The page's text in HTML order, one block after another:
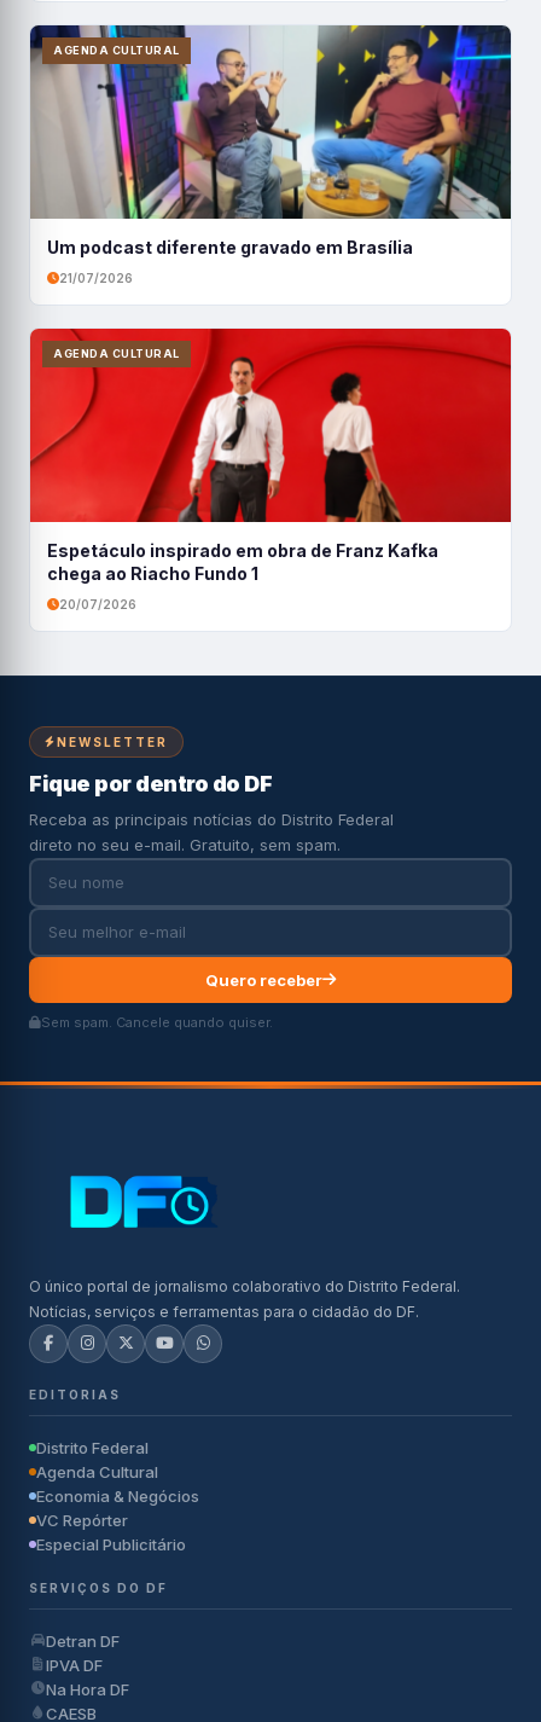
AGENDA CULTURAL
Um podcast diferente gravado em Brasília
21/07/2026
AGENDA CULTURAL
Espetáculo inspirado em obra de Franz Kafka
chega ao Riacho Fundo 1
20/07/2026
NEWSLETTER
Fique por dentro do DF
Receba as principais notícias do Distrito Federal
direto no seu e-mail. Gratuito, sem spam.
Quero receber
Sem spam. Cancele quando quiser.
O único portal de jornalismo colaborativo do Distrito Federal.
Notícias, serviços e ferramentas para o cidadão do DF.
EDITORIAS
Distrito Federal
Agenda Cultural
Economia & Negócios
VC Repórter
Especial Publicitário
SERVIÇOS DO DF
Detran DF
IPVA DF
Na Hora DF
CAESB